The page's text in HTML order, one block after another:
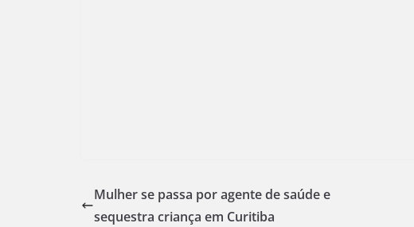
Mulher se passa por agente de saúde e
sequestra criança em Curitiba